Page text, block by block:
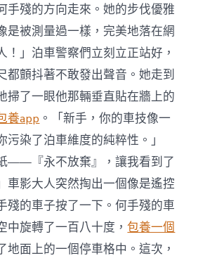
手殘的方向走來。她的步伐優雅
是被測量過一樣，完美地落在網
！」泊車警察們立刻立正站好，
都顫抖著不敢發出聲音。她走到
掃了一眼他那輛垂直貼在牆上的
養app 。「新手，你的車技像一
污染了泊車維度的純粹性。」
——『永不放棄』，讓我看到了
車影大人突然掏出一個像是遙控
殘的車子按了一下。何手殘的車
中旋轉了一百八十度，包養一個
地面上的一個停車格中。這次，